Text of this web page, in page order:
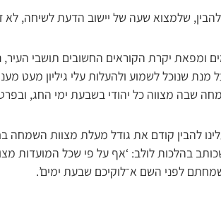
שלמצוא שעה של יישוב הדעת לשיחה,
ומפאת יקרת הקוראים החשובים תושבי
שנוכל לשמוע ולהעלות עלי גיליון מעט
שבה מצווה כל יהודי בשבעת ימי החג,
להבין קודם את גודל מעלת מצוות השמחה
בהלכות לולב: ‘אף על פי שכל המועדות
לפני השם א־לוקיכם שבעת ימים’.